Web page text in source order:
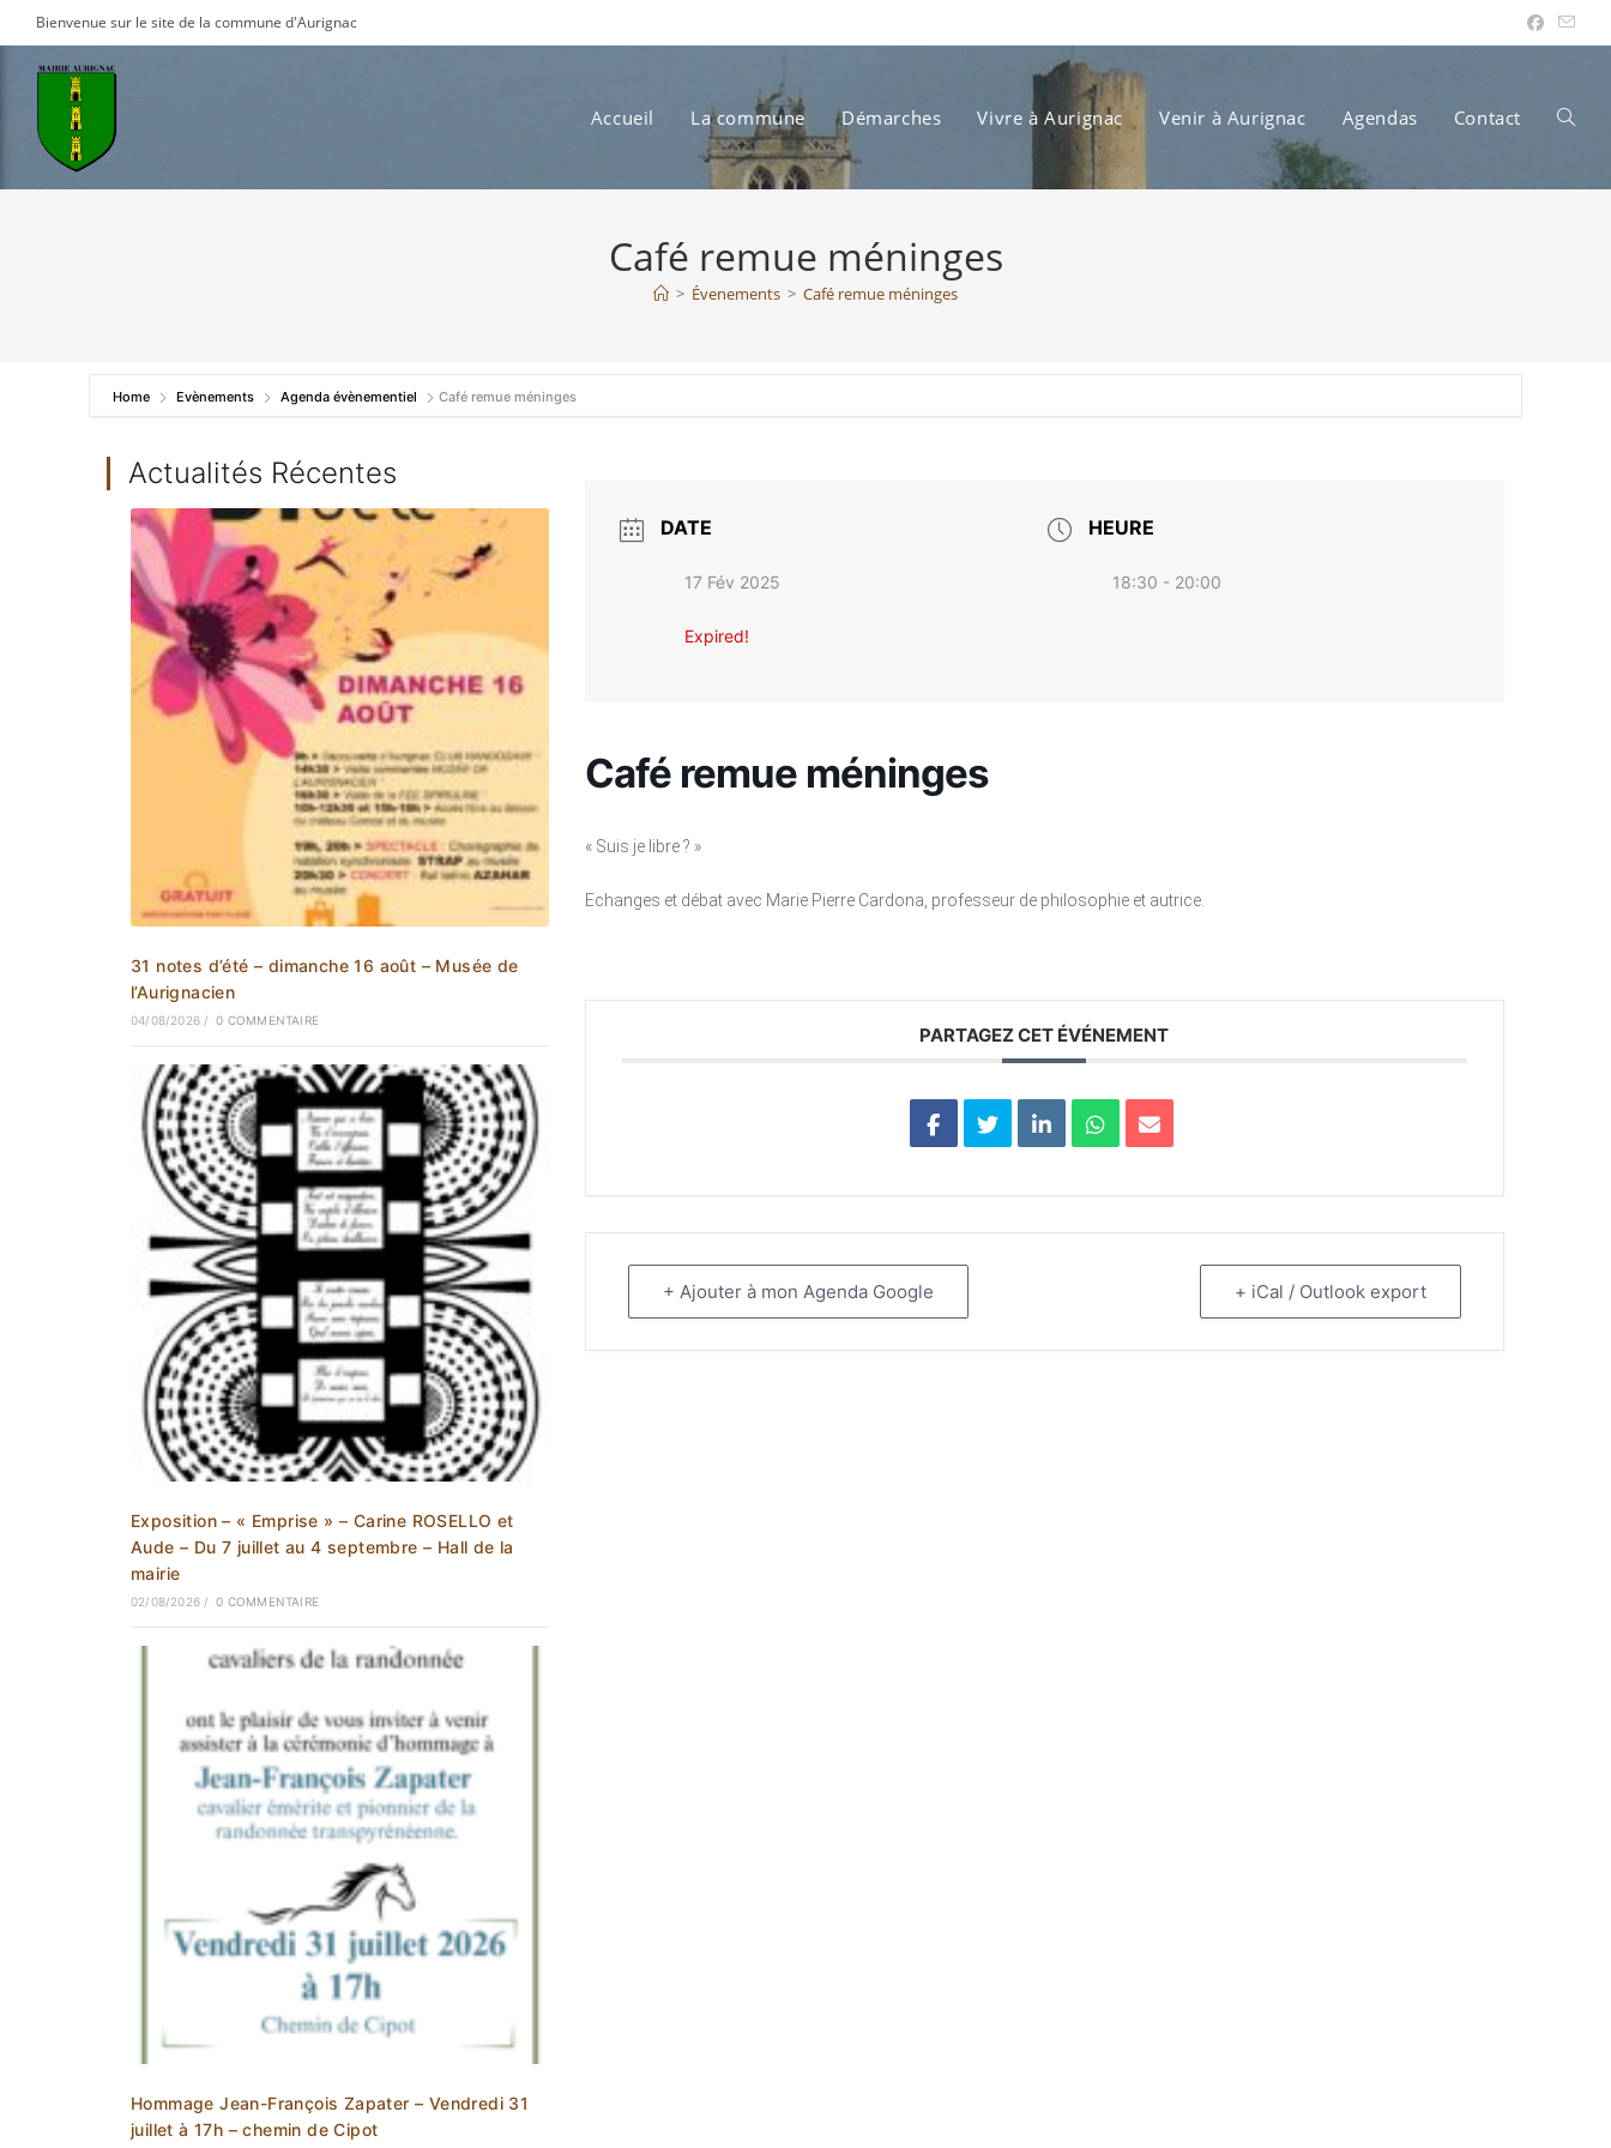
to
content
Bienvenue sur le site de la commune d'Aurignac
Accueil La commune Démarches Vivre à Aurignac Venir à Aurignac Agendas Contact Toggle
Café remue méninges
> Évenements > Café remue méninges
Home Evènements Agenda évènementiel Café remue méninges
Actualités Récentes
31 notes d’été – dimanche 16 août – Musée de
l’Aurignacien
04/08/2026 / 0 COMMENTAIRE
Exposition – « Emprise » – Carine ROSELLO et
Aude – Du 7 juillet au 4 septembre – Hall de la
mairie
02/08/2026 / 0 COMMENTAIRE
Hommage Jean-François Zapater – Vendredi 31
juillet à 17h – chemin de Cipot
DATE
17 Fév 2025
Expired!
HEURE
18:30 - 20:00
Café remue méninges
« Suis je libre ? »
Echanges et débat avec Marie Pierre Cardona, professeur de philosophie et autrice.
PARTAGEZ CET ÉVÉNEMENT
+ Ajouter à mon Agenda Google + iCal / Outlook export